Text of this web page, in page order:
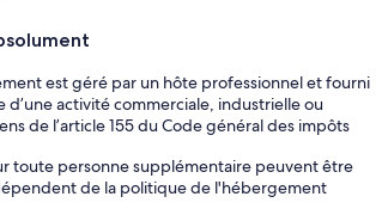
est géré par un hôte professionnel et fourni
d’une activité commerciale, industrielle ou
de l’article 155 du Code général des impôts
toute personne supplémentaire peuvent être
de la politique de l'hébergement